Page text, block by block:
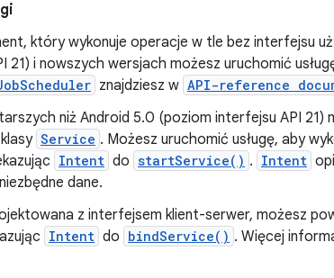
który wykonuje operacje w tle bez interfejsu
21) i nowszych wersjach możesz uruchomić
znajdziesz w API-reference
niż Android 5.0 (poziom interfejsu API 21)
Service . Możesz uruchomić usługę, aby
Intent do startService() . Intent
dane.
z interfejsem klient-serwer, możesz
Intent do bindService() . Więcej